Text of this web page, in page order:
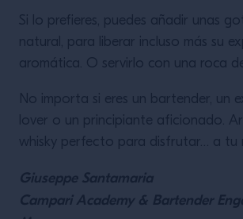
Si lo prefieres, puedes añadir unas
natural, para liberar incluso más su
aromática. O servirlo con una roca
No importa si eres un bartender, un
lover o un principiante aficionado.
whisky perfecto para disfrutar… a tu
Giuseppe Santamaria
Campari Academy & Bartender